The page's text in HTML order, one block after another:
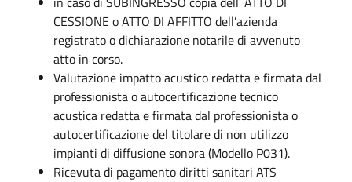
CESSIONE o ATTO DI AFFITTO dell’azienda
registrato o dichiarazione notarile di avvenuto
atto in corso.
Valutazione impatto acustico redatta e firmata dal
professionista o autocertificazione tecnico
acustica redatta e firmata dal professionista o
autocertificazione del titolare di non utilizzo
impianti di diffusione sonora (Modello P031)​​.
Ricevuta di pagamento diritti sanitari ATS